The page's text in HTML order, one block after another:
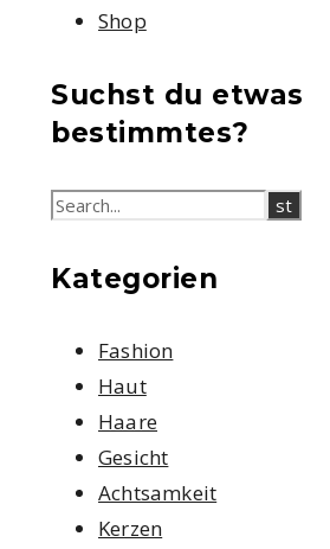
Shop
Suchst du etwas
bestimmtes?
Kategorien
Fashion
Haut
Haare
Gesicht
Achtsamkeit
Kerzen